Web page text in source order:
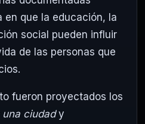
en que la educación, la
social pueden influir
de las personas que
fueron proyectados los
ciudady